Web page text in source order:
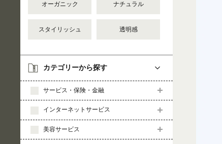
オーガニック ナチュラル
スタイリッシュ 透明感
カテゴリーから探す
サービス・保険・金融
インターネットサービス
美容サービス